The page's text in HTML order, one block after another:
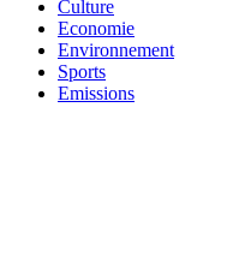
Culture
Economie
Environnement
Sports
Emissions